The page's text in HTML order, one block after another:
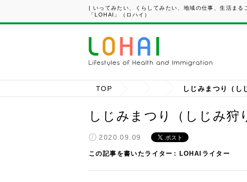
| いってみたい、くらしてみたい、地域の仕事、生活まる
「LOHAI」（ロハイ）
TOP しじみまつり（し
しじみまつり（しじみ狩
2020.09.09
この記事を書いたライター LOHAIライター